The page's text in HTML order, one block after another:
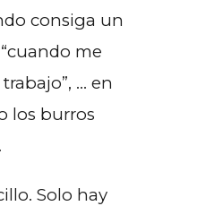
consiga un
me
… en
los burros
Solo hay